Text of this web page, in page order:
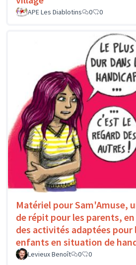
APE Les Diablotins
0 0
Matériel pour Sam'Amuse,
de répit pour les parents,
des activités adaptées pour
enfants en situation de
Levieux Benoît 0 0